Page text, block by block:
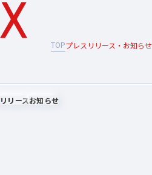
TOPプレスリリース・お知らせ
リリースお知らせ